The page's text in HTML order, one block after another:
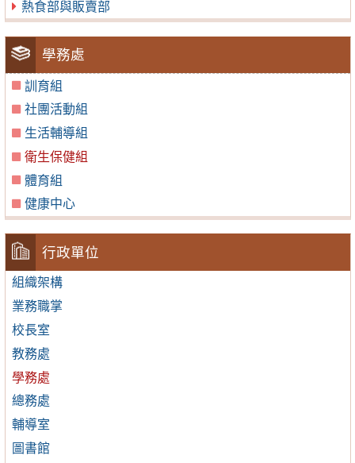
熱食部與販賣部
學務處
訓育組
社團活動組
生活輔導組
衛生保健組
體育組
健康中心
行政單位
組織架構
業務職掌
校長室
教務處
學務處
總務處
輔導室
圖書館